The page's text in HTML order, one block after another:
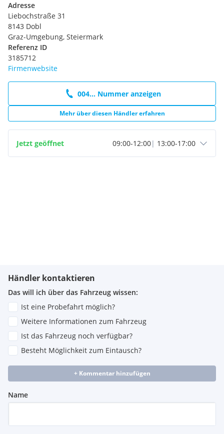
Adresse
Liebochstraße 31
8143 Dobl
Graz-Umgebung, Steiermark
Referenz ID
3185712
Firmenwebsite
004... Nummer anzeigen
Mehr über diesen Händler erfahren
Jetzt geöffnet 09:00-12:00| 13:00-17:00
Händler kontaktieren
Das will ich über das Fahrzeug wissen:
Ist eine Probefahrt möglich?
Weitere Informationen zum Fahrzeug
Ist das Fahrzeug noch verfügbar?
Besteht Möglichkeit zum Eintausch?
+ Kommentar hinzufügen
Name